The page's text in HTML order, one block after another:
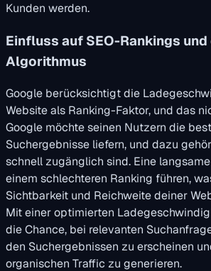
Kunden werden.
Einfluss auf SEO-Rankings
Algorithmus
Google berücksichtigt die
Website als Ranking-Faktor, und das
Google möchte seinen Nutzern die
Suchergebnisse liefern, und dazu
schnell zugänglich sind. Eine
einem schlechteren Ranking führen,
Sichtbarkeit und Reichweite deiner
Mit einer optimierten
die Chance, bei relevanten
den Suchergebnissen zu erscheinen
organischen Traffic zu generieren.